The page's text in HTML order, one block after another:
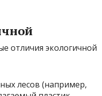
отличия экологичной
лесов (например,